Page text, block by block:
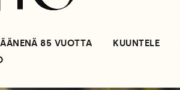
85 VUOTTA KUUNTELE